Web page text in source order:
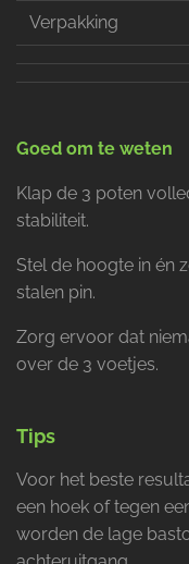
Verpakking
Goed om te weten
Klap de 3 poten
stabiliteit.
Stel de hoogte in én
stalen pin.
Zorg ervoor dat
over de 3 voetjes.
Tips
Voor het beste
een hoek of tegen
worden de lage